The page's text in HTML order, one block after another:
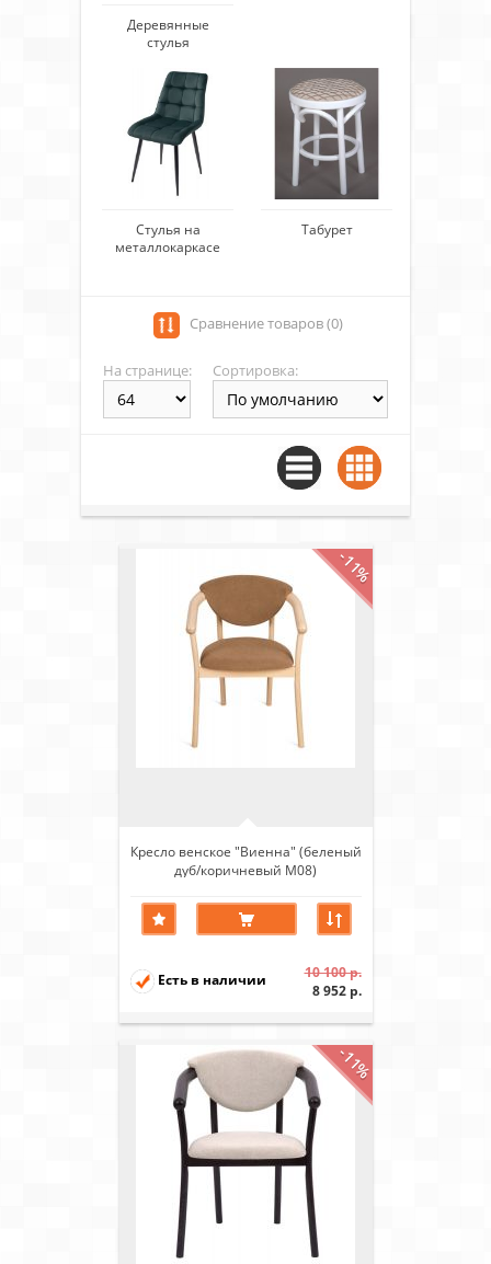
Деревянные
стулья
Стулья на
металлокаркасе
Табурет
Сравнение товаров (0)
На странице: Сортировка:
-11%
Кресло венское "Виенна" (беленый
дуб/коричневый М08)
Есть в наличии
10 100 р.
8 952 р.
-11%